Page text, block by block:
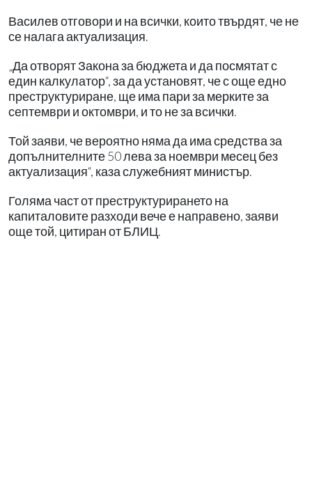
Василев отговори и на всички, които твърдят, че не
се налага актуализация.
„Да отворят Закона за бюджета и да посмятат с
един калкулатор“, за да установят, че с още едно
преструктуриране, ще има пари за мерките за
септември и октомври, и то не за всички.
Той заяви, че вероятно няма да има средства за
допълнителните 50 лева за ноември месец без
актуализация“, каза служебният министър.
Голяма част от преструктурирането на
капиталовите разходи вече е направено, заяви
още той, цитиран от БЛИЦ.